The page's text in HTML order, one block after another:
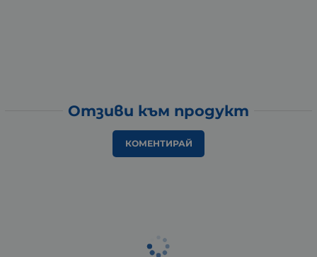
Отзиви към продукт
КОМЕНТИРАЙ